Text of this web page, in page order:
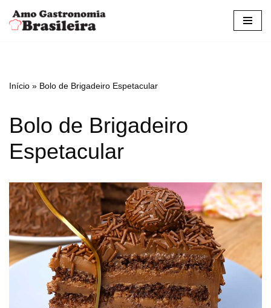
Pular
conteúdo
Início » Bolo de Brigadeiro Espetacular
Bolo de Brigadeiro
Espetacular